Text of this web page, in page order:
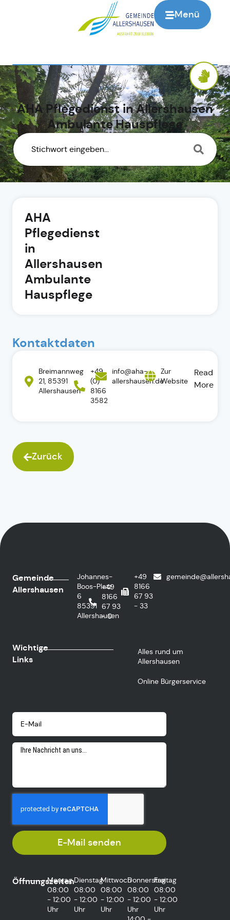
Menü
AHA Pflegedienst in Allershausen
Ambulante Hauspflege
AHA
Pflegedienst
in
Allershausen
Ambulante
Hauspflege
Kontaktdaten
Breimannweg
21, 85391
Allershausen
+49
(0)
8166
3582
info@aha-
allershausen.de
Zur
Website
Read
More
Zurück
Gemeinde
Allershausen
Johannes-
Boos-Platz
6
85391
Allershausen
+49
8166
67 93
- 0
+49
8166
67 93
- 33
Wichtige
Links
Alles rund um
Allershausen
Online Bürgerservice
E-Mail senden
Öffnungszeiten
Montag
08:00
- 12:00
Uhr
Dienstag
08:00
- 12:00
Uhr
Mittwoch
08:00
- 12:00
Uhr
Donnerstag
08:00
- 12:00
Uhr
Freitag
08:00
- 12:00
Uhr